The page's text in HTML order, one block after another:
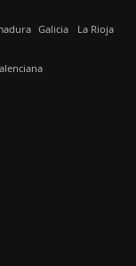
Galicia La Rioja